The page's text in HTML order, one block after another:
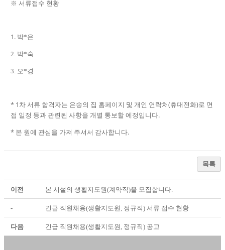
※ 서류접수 현황
1. 박*은
2. 박*숙
3. 오*경
* 1 차 서류 합격자는 은송의 집 홈페이지 및 개인 연락처(휴대전화)로 면
접 일정 등과 관련된 사항을 개별 통보할 예정입니다.
* 본 원에 관심을 가져 주셔서 감사합니다.
목록
이전 본 시설의 생활지도원(계약직)을 모집합니다.
- 긴급 직원채용(생활지도원, 정규직) 서류 접수 현황
다음 긴급 직원채용(생활지도원, 정규직) 공고